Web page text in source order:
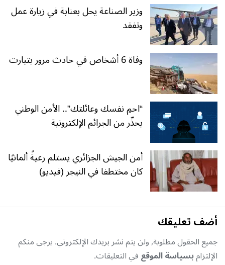
وزير الصناعة يحل بعنابة في زيارة عمل
وتفقد
وفاة 6 أشخاص في حادث مرور بتيارت
“احمِ نفسك وعائلتك”.. الأمن الوطني
يحذّر من الجرائم الإلكترونية
أمن الجيش الجزائري يستلم رعيةً ألمانيًا
كان مختطفا في النيجر (فيديو)
أضف تعليقك
جميع الحقول مطلوبة, ولن يتم نشر بريدك الإلكتروني. يرجى منكم
الإلتزامبسياسة الموقعفي التعليقات.